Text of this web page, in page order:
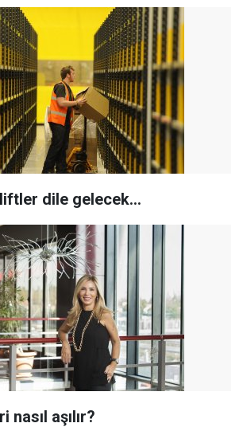
dile gelecek…
aşılır?